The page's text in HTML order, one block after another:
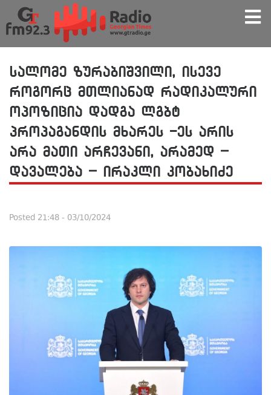
სალომე ზურაბიშვილი, ისევე
როგორც მთლიანად რადიკალური
ოპოზიცია დადგა ლგბტ
პროპაგანდის მხარეს -ეს არის
არა მათი არჩევანი, არამედ –
დავალება – ირაკლი კობახიძე
Posted 21:48 - 03/10/2024